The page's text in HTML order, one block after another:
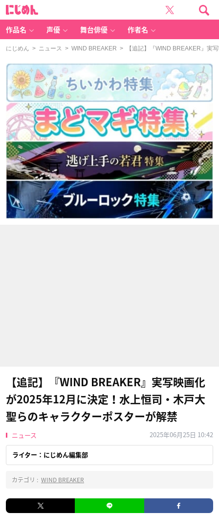
作品名 声優 舞台俳優 作者名
にじめん > ニュース > WIND BREAKER > 【追記】『WIND BREAKER』実
【追記】『WIND BREAKER』実写映画化
が2025年12月に決定！水上恒司・木戸大
聖らのキャラクターポスターが解禁
ニュース 2025年06月25日 10:42
ライター：にじめん編集部
カテゴリ : WIND BREAKER